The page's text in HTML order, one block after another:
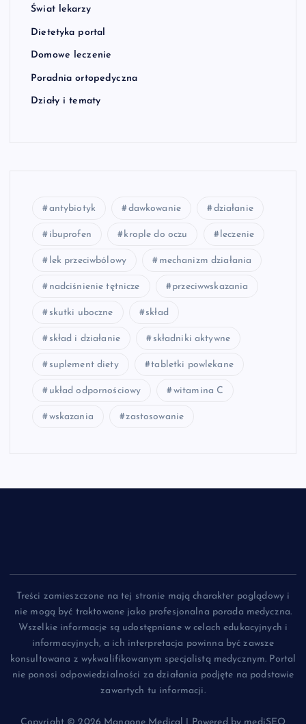
Świat lekarzy
Dietetyka portal
Domowe leczenie
Poradnia ortopedyczna
Działy i tematy
antybiotyk dawkowanie działanie
ibuprofen krople do oczu leczenie
lek przeciwbólowy mechanizm działania
nadciśnienie tętnicze przeciwwskazania
skutki uboczne skład
skład i działanie składniki aktywne
suplement diety tabletki powlekane
układ odpornościowy witamina C
wskazania zastosowanie
Treści zamieszczone na tej stronie mają charakter poglądowy i
nie mogą być traktowane jako profesjonalna porada medyczna.
Wszelkie informacje są udostępniane w celach edukacyjnych i
informacyjnych, a ich interpretacja powinna być zawsze
konsultowana z wykwalifikowanym specjalistą medycznym. Portal
nie ponosi odpowiedzialności za działania podjęte na podstawie
zawartych tu informacji.